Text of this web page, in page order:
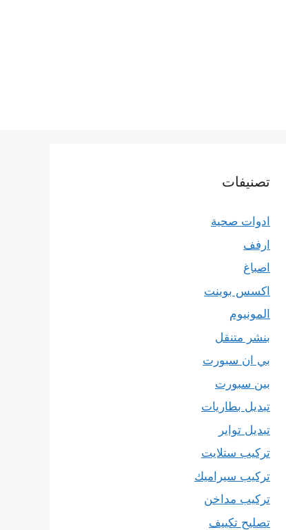
تصنيفات
ادوات صحية
ارفف
اصباغ
اكسس بوينت
المونيوم
بنشر متنقل
بي ان سبورت
بين سبورت
تبديل بطاريات
تبديل تواير
تركيب ستلايت
تركيب سيراميك
تركيب مداخن
تصليح تكييف